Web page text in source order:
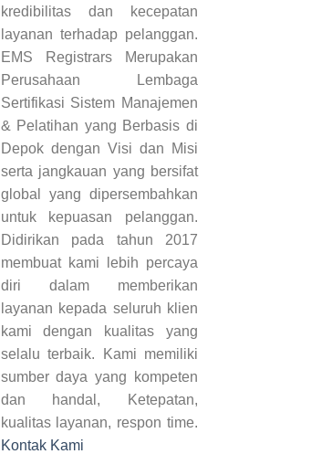
kredibilitas dan kecepatan
layanan terhadap pelanggan.
EMS Registrars Merupakan
Perusahaan Lembaga
Sertifikasi Sistem Manajemen
& Pelatihan yang Berbasis di
Depok dengan Visi dan Misi
serta jangkauan yang bersifat
global yang dipersembahkan
untuk kepuasan pelanggan.
Didirikan pada tahun 2017
membuat kami lebih percaya
diri dalam memberikan
layanan kepada seluruh klien
kami dengan kualitas yang
selalu terbaik. Kami memiliki
sumber daya yang kompeten
dan handal, Ketepatan,
kualitas layanan, respon time.
Kontak Kami